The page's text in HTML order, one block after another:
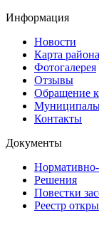
Информация
Новости
Карта района
Фотогалерея
Отзывы
Обращение к
Контакты
Документы
Нормативно-
Решения
Повестки
Реестр